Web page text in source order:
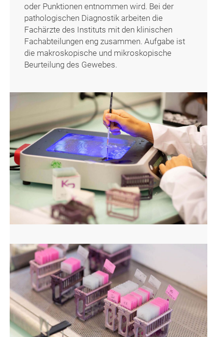
oder Punktionen entnommen wird. Bei der
pathologischen Diagnostik arbeiten die
Fachärzte des Instituts mit den klinischen
Fachabteilungen eng zusammen. Aufgabe ist
die makroskopische und mikroskopische
Beurteilung des Gewebes.